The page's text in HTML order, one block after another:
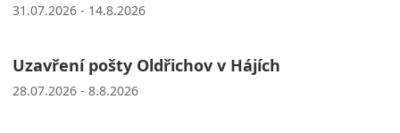
31.07.2026 - 14.8.2026
Uzavření pošty Oldřichov v Hájích
28.07.2026 - 8.8.2026